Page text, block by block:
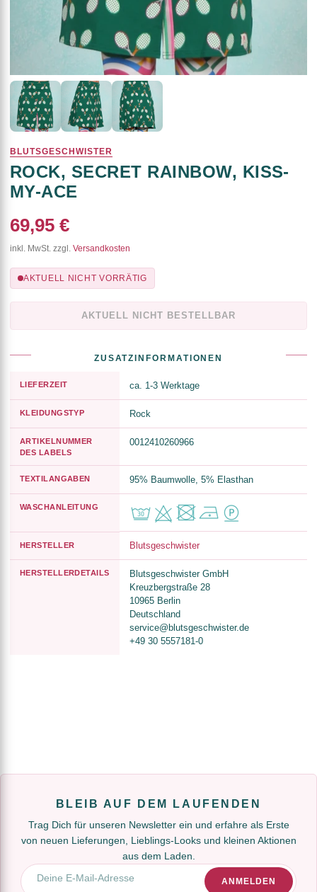
BLUTSGESCHWISTER
ROCK, SECRET RAINBOW, KISS-
MY-ACE
69,95 €
inkl. MwSt. zzgl. Versandkosten
AKTUELL NICHT VORRÄTIG
AKTUELL NICHT BESTELLBAR
ZUSATZINFORMATIONEN
LIEFERZEIT ca. 1-3 Werktage
KLEIDUNGSTYP Rock
ARTIKELNUMMER
DES LABELS
0012410260966
TEXTILANGABEN 95% Baumwolle, 5% Elasthan
WASCHANLEITUNG
HERSTELLER Blutsgeschwister
HERSTELLERDETAILS
Blutsgeschwister GmbH
Kreuzbergstraße 28
10965 Berlin
Deutschland
service@blutsgeschwister.de
+49 30 5557181-0
BLEIB AUF DEM LAUFENDEN
Trag Dich für unseren Newsletter ein und erfahre als Erste
von neuen Lieferungen, Lieblings-Looks und kleinen Aktionen
aus dem Laden.
E-Mail-Adresse
ANMELDEN